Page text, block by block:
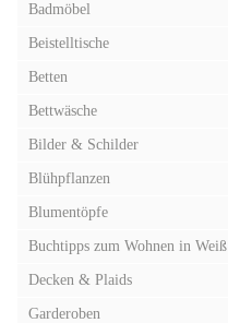
Badmöbel
Beistelltische
Betten
Bettwäsche
Bilder & Schilder
Blühpflanzen
Blumentöpfe
Buchtipps zum Wohnen in Weiß
Decken & Plaids
Garderoben